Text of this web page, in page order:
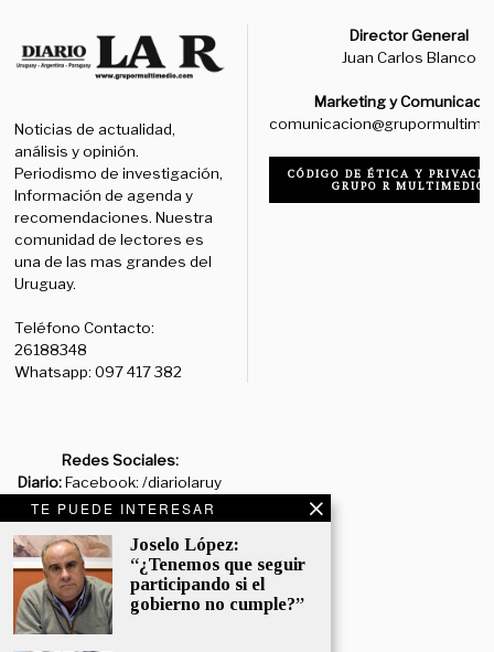
TE PUEDE INTERESAR
Joselo López:
“¿Tenemos que seguir
participando si el
gobierno no cumple?”
Noticias de actualidad,
análisis y opinión.
Periodismo de investigación,
Información de agenda y
recomendaciones. Nuestra
comunidad de lectores es
una de las mas grandes del
Uruguay.
Teléfono Contacto:
26188348
Whatsapp: 097 417 382
Director General
Juan Carlos Blanco
Marketing y
CÓDIGO DE ÉTICA Y
GRUPO R MULTIMEDIO
Redes Sociales:
Diario:Facebook: /diariolaruy
- X: @diariolaruy - Instagram:
@diariolar_uy
Departamento Comercial:
comercial@grupormultimedio.com
Departamento de Avisos: